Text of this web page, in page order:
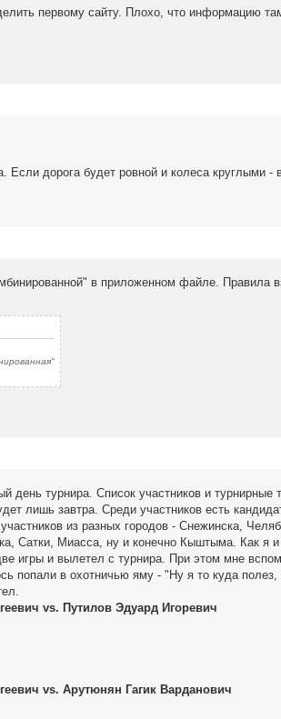
первому сайту. Плохо, что информацию
Если дорога будет ровной и колеса круглыми
в приложенном файле. Правила
день турнира. Список участников и турнирные
лишь завтра. Среди участников есть
из разных городов - Снежинска,
Сатки, Миасса, ну и конечно Кыштыма. Как я
игры и вылетел с турнира. При этом мне
попали в охотничью яму - "Ну я то куда
vs. Путилов Эдуард Игоревич
vs. Арутюнян Гагик Варданович